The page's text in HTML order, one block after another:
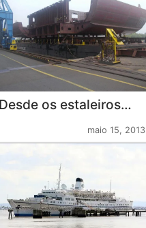
Desde os estaleiros…
maio 15, 2013